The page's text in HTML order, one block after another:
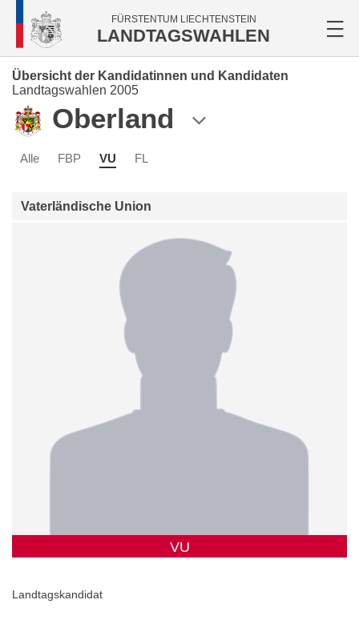
FÜRSTENTUM LIECHTENSTEIN
LANDTAGSWAHLEN
Übersicht der Kandidatinnen und Kandidaten
Landtagswahlen 2005
Oberland
Alle FBP VU FL
Vaterländische Union
VU
Landtagskandidat